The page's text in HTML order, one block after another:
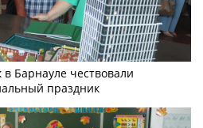
Барнауле чествовали
праздник